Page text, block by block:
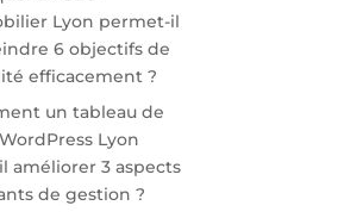
Lyon permet-il
6 objectifs de
efficacement ?
un tableau de
Lyon
améliorer 3 aspects
de gestion ?